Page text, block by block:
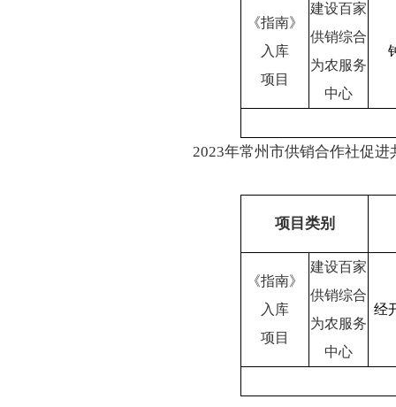
《指南》
入库
项目
建设百家
供销综合
为农服务
中心
2023年常州市供销合作社促
项目类别
《指南》
入库
项目
建设百家
供销综合
为农服务
中心
经